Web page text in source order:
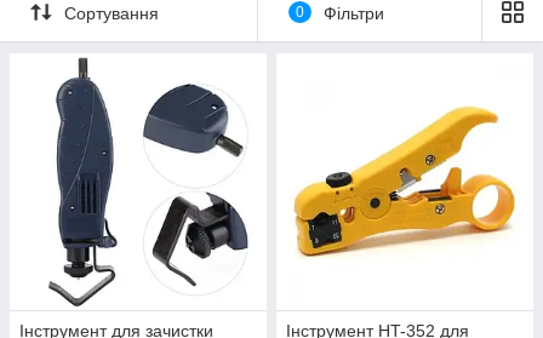
Сортування 0 Фільтри
Інструмент для зачистки
Інструмент HT-352 для